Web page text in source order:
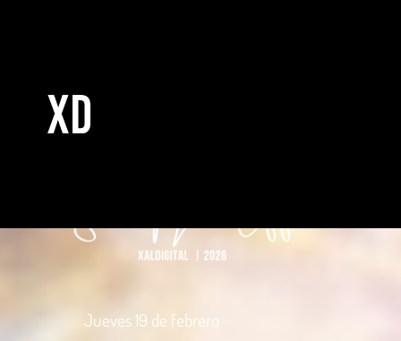
Jueves 19 de febrero